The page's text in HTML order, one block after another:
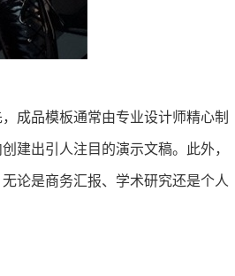
成品模板通常由专业设计师精心制
建出引人注目的演示文稿。此外，
论是商务汇报、学术研究还是个人